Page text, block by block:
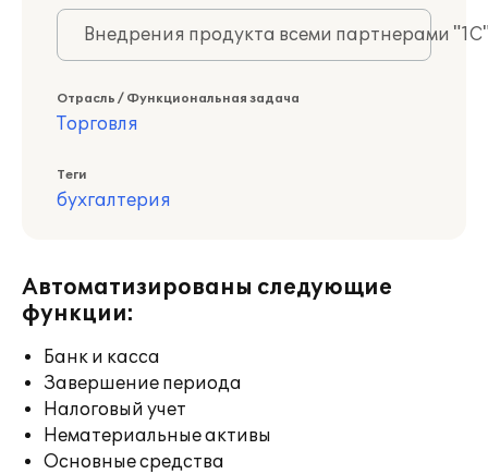
Внедрения продукта всеми партнерами
Отрасль / Функциональная задача
Торговля
Теги
бухгалтерия
Автоматизированы следующие
функции:
Банк и касса
Завершение периода
Налоговый учет
Нематериальные активы
Основные средства